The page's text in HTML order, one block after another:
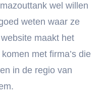
wel willen
weten waar ze
maakt het
met firma’s die
in de regio van